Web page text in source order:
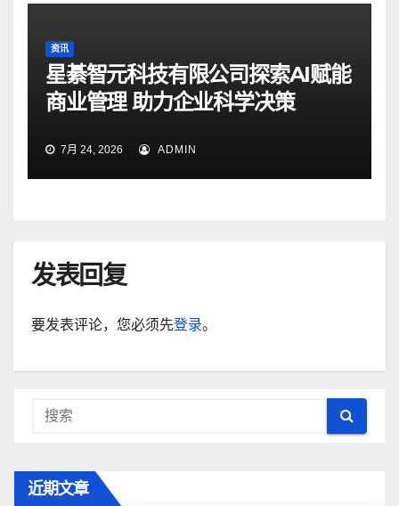
资讯
星綦智元科技有限公司探索AI赋能
商业管理 助力企业科学决策
7月 24, 2026 ADMIN
发表回复
要发表评论，您必须先登录。
近期文章